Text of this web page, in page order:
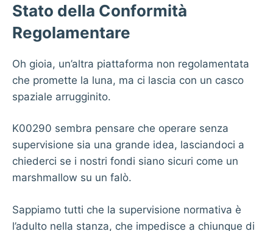
Stato della Conformità
Regolamentare
Oh gioia, un’altra piattaforma non regolamentata
che promette la luna, ma ci lascia con un casco
spaziale arrugginito.
K00290 sembra pensare che operare senza
supervisione sia una grande idea, lasciandoci a
chiederci se i nostri fondi siano sicuri come un
marshmallow su un falò.
Sappiamo tutti che la supervisione normativa è
l’adulto nella stanza, che impedisce a chiunque di